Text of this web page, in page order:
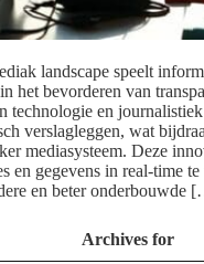
landscape speelt
het bevorderen van
technologie en
verslagleggen, wat
mediasysteem. Deze
en gegevens in real-time
en beter onderbouwde
Archives for